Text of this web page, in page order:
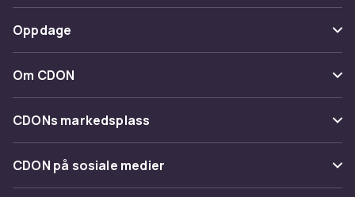
Spor pakke
Angre & returner her
Kontakt oss
Betaling
Levering
Tilbakekallinger
Oppdage
Kategorier
Varemerker
Om CDON
Om oss
Kundeanmeldelser
Jobbe på CDON
CDONs markedsplass
Merchant Help Center
CDON på sosiale medier